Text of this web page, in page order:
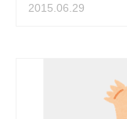
2015.06.29